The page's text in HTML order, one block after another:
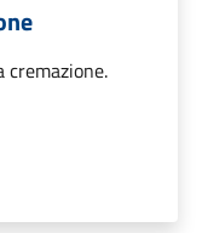
cremazione.